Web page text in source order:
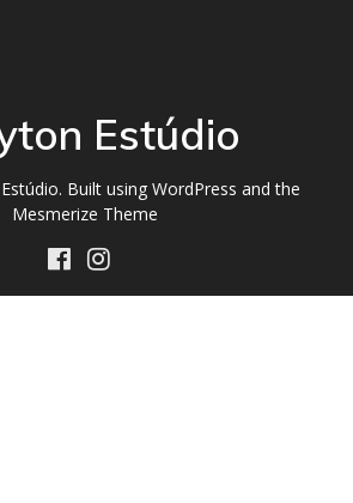
Estúdio
Built using WordPress and the
Mesmerize Theme